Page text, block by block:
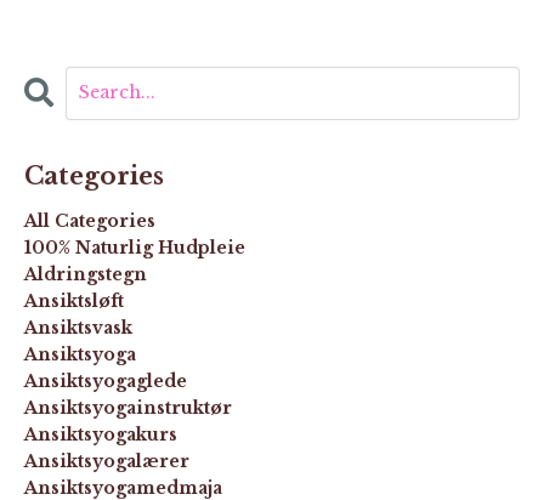
Categories
All Categories
100% Naturlig Hudpleie
Aldringstegn
Ansiktsløft
Ansiktsvask
Ansiktsyoga
Ansiktsyogaglede
Ansiktsyogainstruktør
Ansiktsyogakurs
Ansiktsyogalærer
Ansiktsyogamedmaja